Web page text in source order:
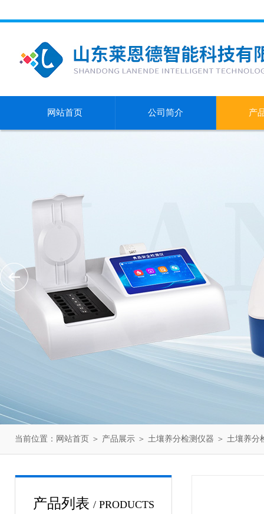
网站首页 公司简介 产
当前位置： 网站首页 ＞ 产品展示 ＞ 土壤养分检测仪器 ＞ 土壤养分
产品列表 / PRODUCTS